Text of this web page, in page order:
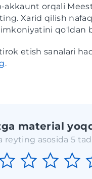
akkaunt orqali
Xarid qilish
qo'ldan
etish sanalari
.
material
reyting asosida 5